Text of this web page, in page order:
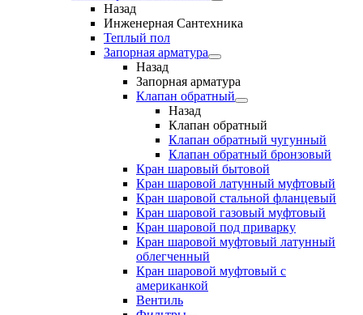
Назад
Инженерная Сантехника
Теплый пол
Запорная арматура
Назад
Запорная арматура
Клапан обратный
Назад
Клапан обратный
Клапан обратный чугунный
Клапан обратный бронзовый
Кран шаровый бытовой
Кран шаровой латунный муфтовый
Кран шаровой стальной фланцевый
Кран шаровой газовый муфтовый
Кран шаровой под приварку
Кран шаровой муфтовый латунный
облегченный
Кран шаровой муфтовый с
американкой
Вентиль